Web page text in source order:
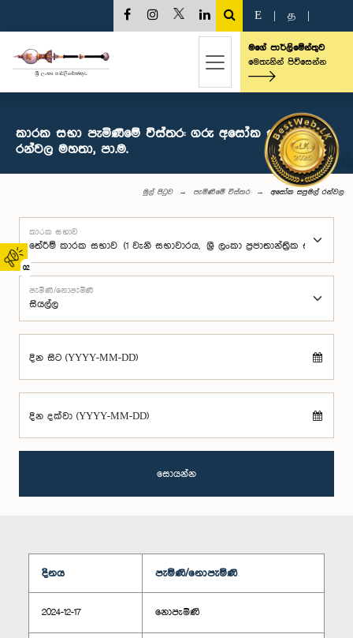
02
E த
මගේ පාර්ලිමේන්තුව
මෙතැනින් පිවිසෙන්න
කාරක සභා පැමිණීමේ විස්තර: ගරු අසෝක සපුමල්
රන්වල මහතා, පා.ම.
මුල් පිටුව පැමිණීමේ විස්තර අසෝක සපුමල් රන්වල
කාරක සභාව
පැමිණි/නොපැමිණි
දින සිට (YYYY-MM-DD)
දින දක්වා (YYYY-MM-DD)
සොයන්න
දිනය පැමිණි/නොපැමිණි
2024-12-17 නොපැමිණි